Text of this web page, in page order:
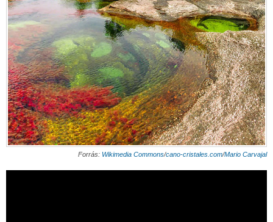
Forrás: Wikimedia Commons/cano-cristales.com/Mario Carvajal